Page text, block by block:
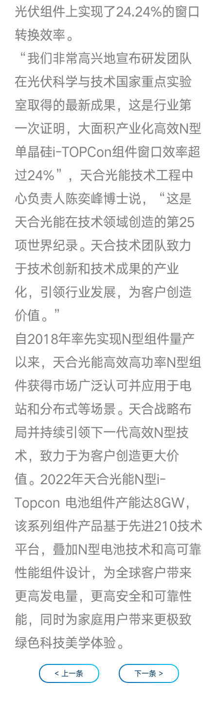
光伏组件上实现了24.24%的窗口
转换效率。
“我们非常高兴地宣布研发团队
在光伏科学与技术国家重点实验
室取得的最新成果，这是行业第
一次证明，大面积产业化高效N型
单晶硅i-TOPCon组件窗口效率超
过24%”，天合光能技术工程中
心负责人陈奕峰博士说，“这是
天合光能在技术领域创造的第25
项世界纪录。天合技术团队致力
于技术创新和技术成果的产业
化，引领行业发展，为客户创造
价值。”
自2018年率先实现N型组件量产
以来，天合光能高效高功率N型组
件获得市场广泛认可并应用于电
站和分布式等场景。天合战略布
局并持续引领下一代高效N型技
术，致力于为客户创造更大价
值。2022年天合光能N型i-
Topcon 电池组件产能达8GW，
该系列组件产品基于先进210技术
平台，叠加N型电池技术和高可靠
性能组件设计，为全球客户带来
更高发电量，更高安全和可靠性
能，同时为家庭用户带来更极致
绿色科技美学体验。
< 上一条 下一条 >